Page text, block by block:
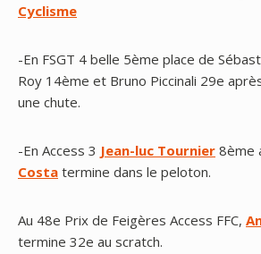
Cyclisme
-En FSGT 4 belle 5ème place de
Roy 14ème et Bruno Piccinali 29e
une chute.
-En Access 3 Jean-luc Tournier 8ème
Costa termine dans le peloton.
Au 48e Prix de Feigères Access FFC,
termine 32e au scratch.